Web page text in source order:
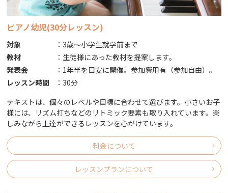
ピアノ幼児(30分レッスン)
対象 ： 3歳～小学生就学前まで
教材
： 生徒様にあった教材を提案します。
発表会
： 1年半を目安に開催。参加費用有（参加自由）｡
レッスン時間
： 30分
テキストは、個々のレベルや目標に合わせて選びます。小さいお子
様には、リズム打ちなどのリトミック要素も取り入れています。楽
しみながら上達ができるレッスンを心がけています。
料金について
レッスンプランについて